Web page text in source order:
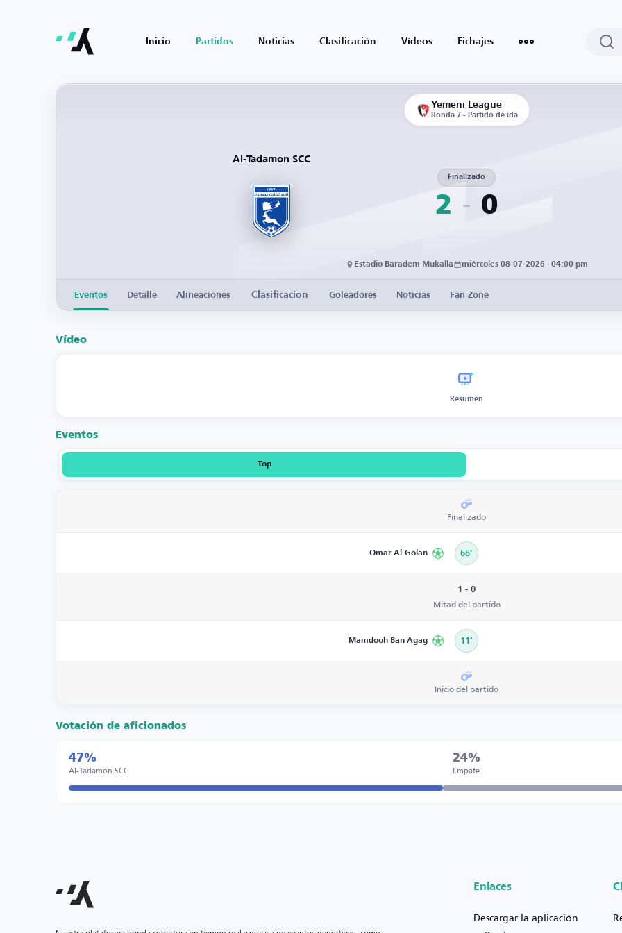
Inicio Partidos Noticias Clasificación Vídeos Fichajes
Yemeni League
Ronda 7 - Partido de ida
Al-Tadamon SCC
2
Finalizado
0
Estadio Baradem Mukalla miércoles 08-07-2026 · 04:00 pm
Eventos Detalle Alineaciones Clasificación Goleadores Noticias Fan Zone
Vídeo
Resumen
Eventos
Top
Finalizado
Omar Al-Golan 66’
1 - 0
Mitad del partido
Mamdooh Ban Agag 11’
Inicio del partido
Votación de aficionados
47%
Al-Tadamon SCC
24%
Empate
Enlaces
Descargar la aplicación